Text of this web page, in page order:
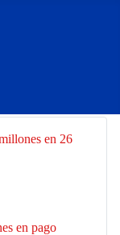
en 26
en pago